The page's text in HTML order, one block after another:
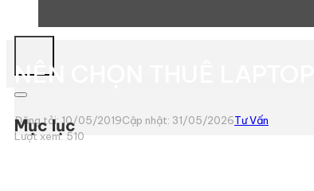
NÊN CHỌN THUÊ LAPTOP
Đăng tải: 10/05/2019Cập nhật: 31/05/2026Tư Vấn
Lượt xem: 510
Mục lục